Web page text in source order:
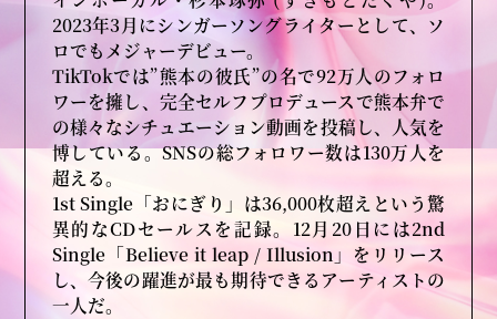
最新情報 エピソード
2023年3月にシンガーソングライターとして、ソ
ロでもメジャーデビュー。
TikTokでは”熊本の彼氏”の名で92万人のフォロ
ワーを擁し、完全セルフプロデュースで熊本弁で
の様々なシチュエーション動画を投稿し、人気を
博している。SNSの総フォロワー数は130万人を
超える。
1st Single「おにぎり」は36,000枚超えという驚
異的なCDセールスを記録。12月20日には2nd
Single「Believe it leap / Illusion」をリリース
し、今後の躍進が最も期待できるアーティストの
一人だ。